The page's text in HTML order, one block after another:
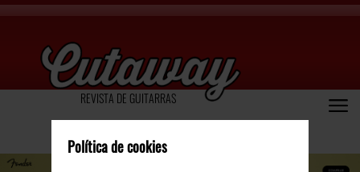
REVISTA DE GUITARRAS
Política de cookies